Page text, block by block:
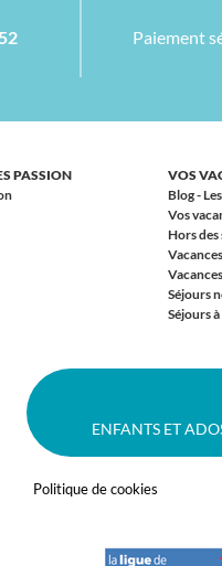
Paiement
PASSION
VOS
Blog -
Vos
Hors
Séjours
Séjours
ENFANTS ET
Politique de cookies